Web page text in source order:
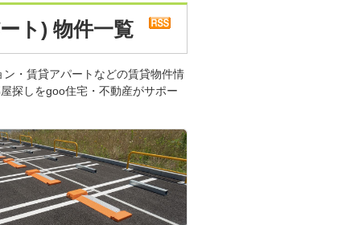
ト) 物件一覧
・賃貸アパートなどの賃貸物件情
探しをgoo住宅・不動産がサポー